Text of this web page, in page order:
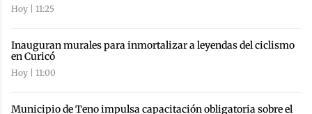
Hoy | 11:25
Inauguran murales para inmortalizar a leyendas del ciclismo
en Curicó
Hoy | 11:00
Municipio de Teno impulsa capacitación obligatoria sobre el